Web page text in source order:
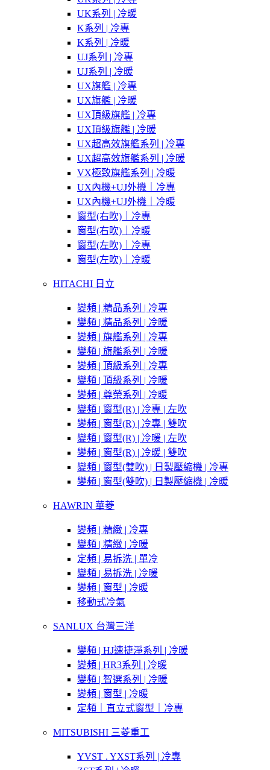
UK系列 | 冷暖
K系列 | 冷專
K系列 | 冷暖
UJ系列 | 冷專
UJ系列 | 冷暖
UX旗艦 | 冷專
UX旗艦 | 冷暖
UX頂級旗艦 | 冷專
UX頂級旗艦 | 冷暖
UX超高效旗艦系列 | 冷專
UX超高效旗艦系列 | 冷暖
VX極致旗艦系列 | 冷暖
UX內機+UJ外機｜冷專
UX內機+UJ外機｜冷暖
窗型(右吹)｜冷專
窗型(右吹)｜冷暖
窗型(左吹)｜冷專
窗型(左吹)｜冷暖
HITACHI 日立
變頻 | 精品系列 | 冷專
變頻 | 精品系列 | 冷暖
變頻 | 旗艦系列 | 冷專
變頻 | 旗艦系列 | 冷暖
變頻 | 頂級系列 | 冷專
變頻 | 頂級系列 | 冷暖
變頻 | 尊榮系列 | 冷暖
變頻 | 窗型(R) | 冷專 | 左吹
變頻 | 窗型(R) | 冷專 | 雙吹
變頻 | 窗型(R) | 冷暖 | 左吹
變頻 | 窗型(R) | 冷暖 | 雙吹
變頻 | 窗型(雙吹) | 日製壓縮機 | 冷專
變頻 | 窗型(雙吹) | 日製壓縮機 | 冷暖
HAWRIN 華菱
變頻 | 精緻 | 冷專
變頻 | 精緻 | 冷暖
定頻 | 易拆洗 | 單冷
變頻 | 易拆洗 | 冷暖
變頻 | 窗型 | 冷暖
移動式冷氣
SANLUX 台灣三洋
變頻 | HJ速捷淨系列 | 冷暖
變頻 | HR3系列 | 冷暖
變頻 | 智選系列 | 冷暖
變頻 | 窗型 | 冷暖
定頻｜直立式窗型｜冷專
MITSUBISHI 三菱重工
YVST . YXST系列 | 冷專